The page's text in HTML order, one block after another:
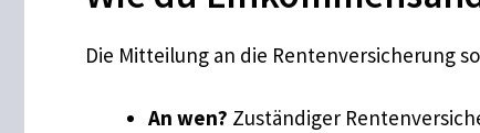
Die Mitteilung an die Rentenversicherung
An wen? Zuständiger